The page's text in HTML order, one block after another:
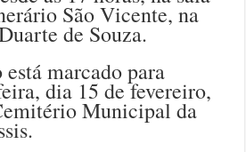
São Vicente, na
de Souza.
marcado para
dia 15 de fevereiro,
Municipal da